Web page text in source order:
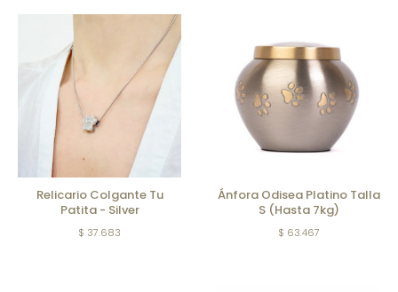
Relicario Colgante Tu
Patita - Silver
$ 37.683
Ánfora Odisea Platino Talla
S (Hasta 7kg)
$ 63.467